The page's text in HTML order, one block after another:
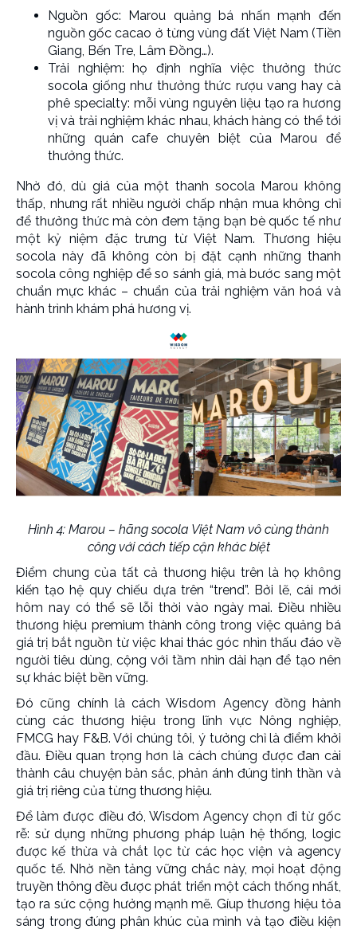
Nguồn gốc: Marou quảng bá nhấn mạnh đến
nguồn gốc cacao ở từng vùng đất Việt Nam (Tiền
Giang, Bến Tre, Lâm Đồng…).
Trải nghiệm: họ định nghĩa việc thưởng thức
socola giống như thưởng thức rượu vang hay cà
phê specialty: mỗi vùng nguyên liệu tạo ra hương
vị và trải nghiệm khác nhau, khách hàng có thể tới
những quán cafe chuyên biệt của Marou để
thưởng thức.
Nhờ đó, dù giá của một thanh socola Marou không
thấp, nhưng rất nhiều người chấp nhận mua không chỉ
để thưởng thức mà còn đem tặng bạn bè quốc tế như
một kỷ niệm đặc trưng từ Việt Nam. Thương hiệu
socola này đã không còn bị đặt cạnh những thanh
socola công nghiệp để so sánh giá, mà bước sang một
chuẩn mực khác – chuẩn của trải nghiệm văn hoá và
hành trình khám phá hương vị.
Hình 4: Marou – hãng socola Việt Nam vô cùng thành
công với cách tiếp cận khác biệt
Điểm chung của tất cả thương hiệu trên là họ không
kiến tạo hệ quy chiếu dựa trên “trend”. Bởi lẽ, cái mới
hôm nay có thể sẽ lỗi thời vào ngày mai. Điều nhiều
thương hiệu premium thành công trong việc quảng bá
giá trị bắt nguồn từ việc khai thác góc nhìn thấu đáo về
người tiêu dùng, cộng với tầm nhìn dài hạn để tạo nên
sự khác biệt bền vững.
Đó cũng chính là cách Wisdom Agency đồng hành
cùng các thương hiệu trong lĩnh vực Nông nghiệp,
FMCG hay F&B. Với chúng tôi, ý tưởng chỉ là điểm khởi
đầu. Điều quan trọng hơn là cách chúng được đan cài
thành câu chuyện bản sắc, phản ánh đúng tinh thần và
giá trị riêng của từng thương hiệu.
Để làm được điều đó, Wisdom Agency chọn đi từ gốc
rễ: sử dụng những phương pháp luận hệ thống, logic
được kế thừa và chắt lọc từ các học viện và agency
quốc tế. Nhờ nền tảng vững chắc này, mọi hoạt động
truyền thông đều được phát triển một cách thống nhất,
tạo ra sức cộng hưởng mạnh mẽ. Gíup thương hiệu tỏa
sáng trong đúng phân khúc của mình và tạo điều kiện